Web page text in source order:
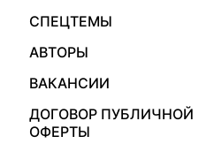
СПЕЦТЕМЫ
АВТОРЫ
ВАКАНСИИ
ДОГОВОР ПУБЛИЧНОЙ
ОФЕРТЫ